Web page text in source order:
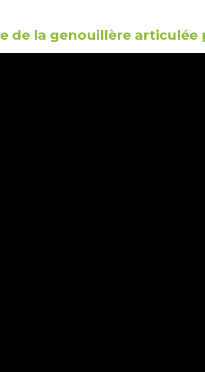
de la genouillère articulée